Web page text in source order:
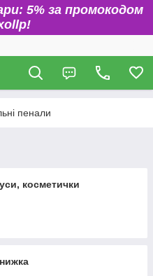
5% за промокодом
пенали
косметички